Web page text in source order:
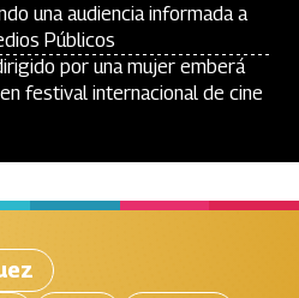
una audiencia informada a
Públicos
por una mujer emberá
festival internacional de cine